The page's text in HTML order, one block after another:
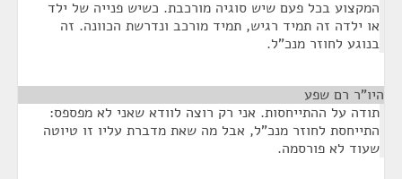
המקצוע בכל פעם שיש סוגיה מורכבת. כשיש פנייה של ילד
או ילדה זה תמיד רגיש, תמיד מורכב ונדרשת הכוונה. זה
בנוגע לחוזר מנכ"ל.
היו"ר רם שפע
תודה על ההתייחסות. אני רק רוצה לוודא שאני לא מפספס:
התייחסת לחוזר מנכ"ל, אבל מה שאת מדברת עליו זו טיוטה
שעוד לא פורסמה.